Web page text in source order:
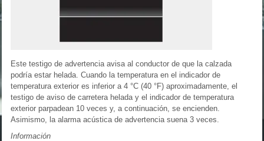
Este testigo de advertencia avisa al conductor de que la calzada
podría estar helada. Cuando la temperatura en el indicador de
temperatura exterior es inferior a 4 °C (40 °F) aproximadamente, el
testigo de aviso de carretera helada y el indicador de temperatura
exterior parpadean 10 veces y, a continuación, se encienden.
Asimismo, la alarma acústica de advertencia suena 3 veces.
Información